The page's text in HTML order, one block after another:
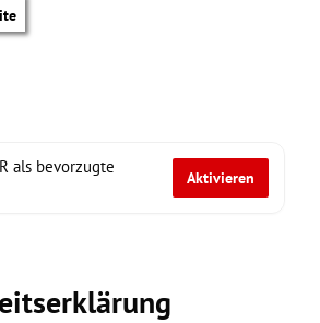
als bevorzugte
Aktivieren